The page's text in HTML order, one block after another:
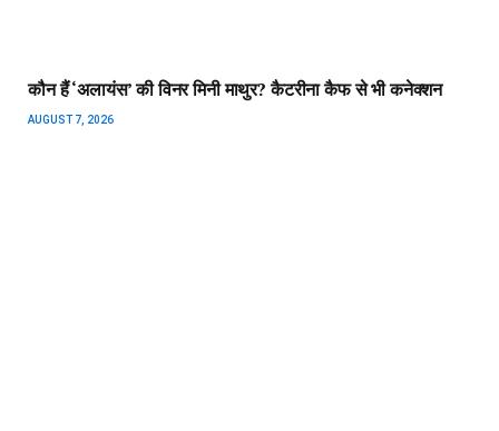
कौन हैं ‘अलायंस’ की विनर मिनी माथुर? कैटरीना कैफ से भी कनेक्शन
AUGUST 7, 2026